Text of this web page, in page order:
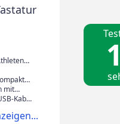
und
mit
Kabel